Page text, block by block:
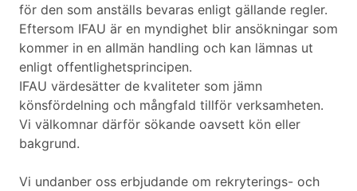
för den som anställs bevaras enligt gällande regler.
Eftersom IFAU är en myndighet blir ansökningar som
kommer in en allmän handling och kan lämnas ut
enligt offentlighetsprincipen.
IFAU värdesätter de kvaliteter som jämn
könsfördelning och mångfald tillför verksamheten.
Vi välkomnar därför sökande oavsett kön eller
bakgrund.
Vi undanber oss erbjudande om rekryterings- och